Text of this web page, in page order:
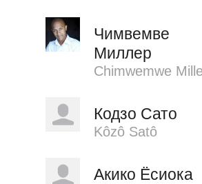
Чимвемве
Миллер
Chimwemwe
Кодзо Сато
Kôzô Satô
Акико Ёсиока